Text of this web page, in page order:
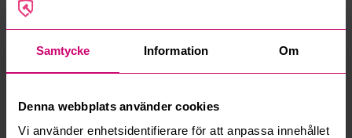
Samtycke Information Om
Denna webbplats använder cookies
Vi använder enhetsidentifierare för att anpassa innehållet
Hur fungerar maxbud?
Hur fungerar budmotorn?
Kan jag ångra ett bud?